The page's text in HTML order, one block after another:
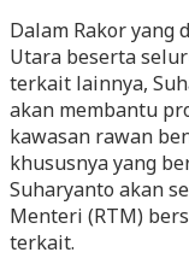
Dalam Rakor yang
Utara beserta
terkait lainnya,
akan membantu
kawasan rawan
khususnya yang
Suharyanto akan
Menteri (RTM)
terkait.